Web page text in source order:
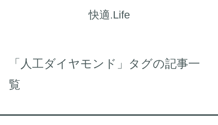
快適.Life
「人工ダイヤモンド」タグの記事一
覧